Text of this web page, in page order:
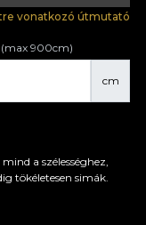
vonatkozó útmutató
cm
(max 900cm)
a szélességhez,
tökéletesen simák.